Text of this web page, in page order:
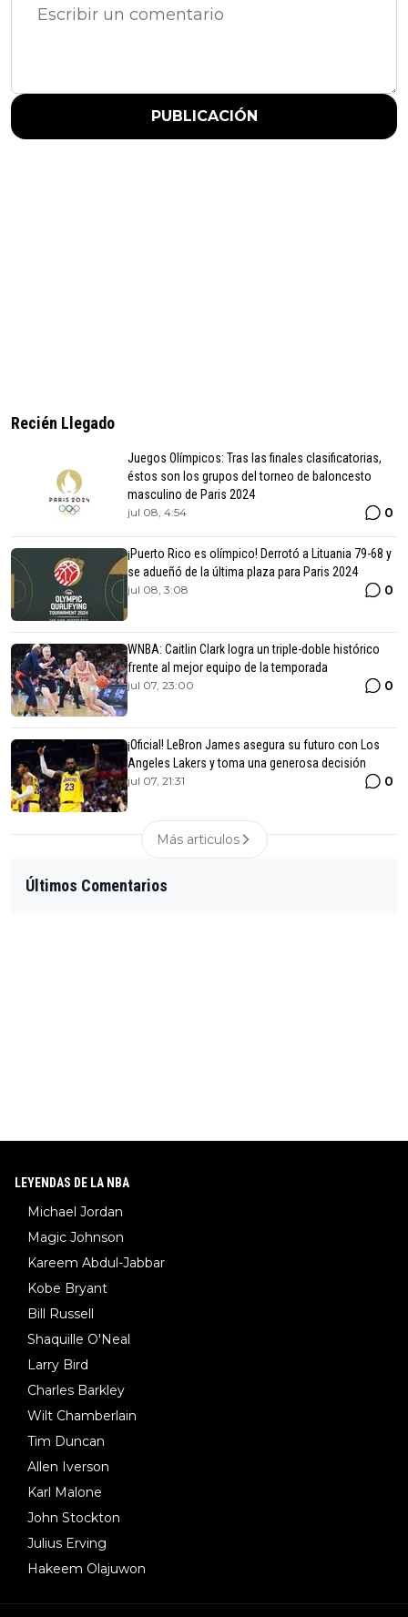
PUBLICACIÓN
Recién Llegado
Juegos Olímpicos: Tras las finales clasificatorias,
éstos son los grupos del torneo de baloncesto
masculino de Paris 2024
jul 08, 4:54 0
¡Puerto Rico es olímpico! Derrotó a Lituania 79-68 y
se adueñó de la última plaza para Paris 2024
jul 08, 3:08 0
WNBA: Caitlin Clark logra un triple-doble histórico
frente al mejor equipo de la temporada
jul 07, 23:00 0
¡Oficial! LeBron James asegura su futuro con Los
Angeles Lakers y toma una generosa decisión
jul 07, 21:31 0
Más articulos
Últimos Comentarios
LEYENDAS DE LA NBA
Michael Jordan
Magic Johnson
Kareem Abdul-Jabbar
Kobe Bryant
Bill Russell
Shaquille O'Neal
Larry Bird
Charles Barkley
Wilt Chamberlain
Tim Duncan
Allen Iverson
Karl Malone
John Stockton
Julius Erving
Hakeem Olajuwon